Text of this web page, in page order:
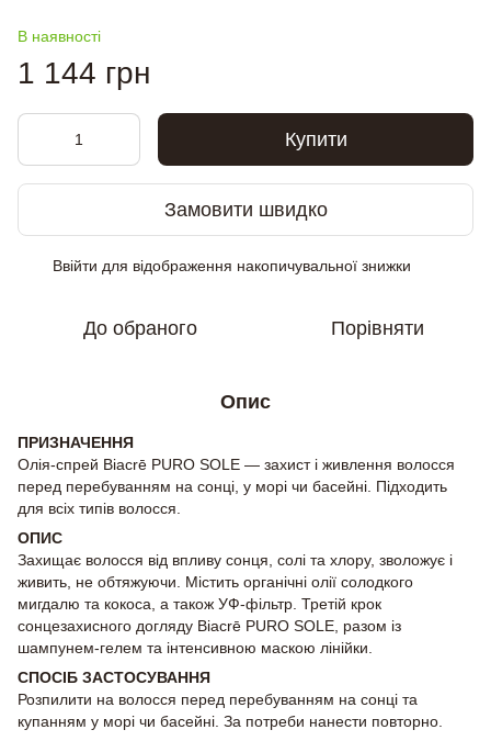
В наявності
1 144 грн
Купити
Замовити швидко
Ввійти для відображення накопичувальної знижки
До обраного Порівняти
Опис
ПРИЗНАЧЕННЯ
Олія-спрей Biacrē PURO SOLE — захист і живлення волосся
перед перебуванням на сонці, у морі чи басейні. Підходить
для всіх типів волосся.
ОПИС
Захищає волосся від впливу сонця, солі та хлору, зволожує і
живить, не обтяжуючи. Містить органічні олії солодкого
мигдалю та кокоса, а також УФ-фільтр. Третій крок
сонцезахисного догляду Biacrē PURO SOLE, разом із
шампунем-гелем та інтенсивною маскою лінійки.
СПОСІБ ЗАСТОСУВАННЯ
Розпилити на волосся перед перебуванням на сонці та
купанням у морі чи басейні. За потреби нанести повторно.